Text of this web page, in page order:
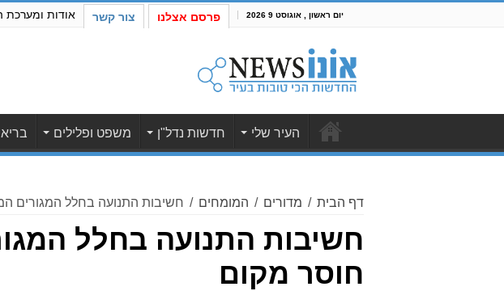
יום ראשון , אוגוסט 9 2026 פרסם אצלנו צור קשר אודות ומערכת
העיר שלי חדשות נדל"ן משפט ופלילים
דף הבית / מדורים / המומחים / חשיבות התנועה בחלל המגורים
חשיבות התנועה בחלל
חוסר מקום